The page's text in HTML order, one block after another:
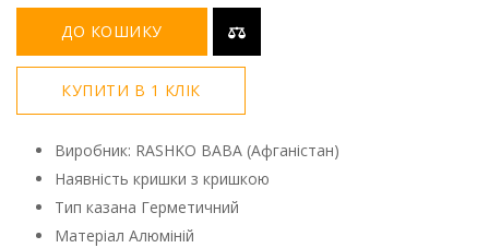
ДО КОШИКУ
КУПИТИ В 1 КЛІК
Виробник: RASHKO BABA (Афганістан)
Наявність кришки з кришкою
Тип казана Герметичний
Матеріал Алюміній